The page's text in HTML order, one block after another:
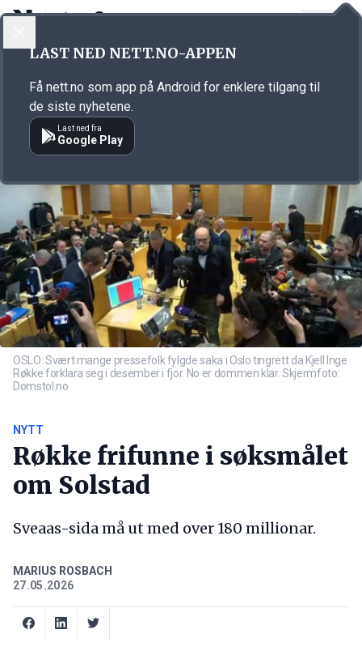
Annonsørinnhold
OSLO: Svært mange pressefolk fylgde saka i Oslo tingrett da Kjell Inge
Røkke forklara seg i desember i fjor. No er dommen klar. Skjermfoto:
Domstol.no
NYTT
Røkke frifunne i søksmålet
om Solstad
Sveaas-sida må ut med over 180 millionar.
MARIUS ROSBACH
27.05.2026
LAST NED NETT.NO-APPEN
Få nett.no som app på Android for enklere tilgang til
de siste nyhetene.
Last ned fra
Google Play